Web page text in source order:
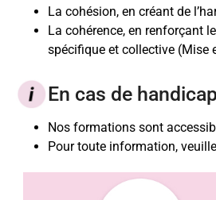
La cohésion, en créant de
La cohérence, en renforçant
spécifique et collective (Mise
En cas de handicap
Nos formations sont
Pour toute information,